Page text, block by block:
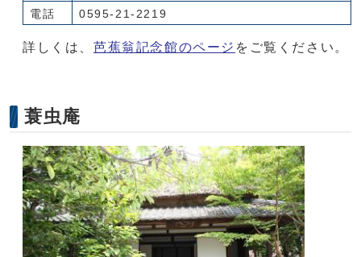
電話
0595-21-2219
詳しくは、 芭蕉翁記念館のページ をご覧ください。
蓑虫庵